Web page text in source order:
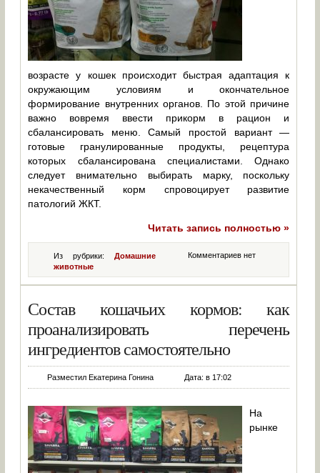
возрасте у кошек происходит быстрая адаптация к
окружающим условиям и окончательное
формирование внутренних органов. По этой причине
важно вовремя ввести прикорм в рацион и
сбалансировать меню. Самый простой вариант —
готовые гранулированные продукты, рецептура
которых сбалансирована специалистами. Однако
следует внимательно выбирать марку, поскольку
некачественный корм спровоцирует развитие
патологий ЖКТ.
Читать запись полностью »
Комментариев нет
Из рубрики:Домашние
животные
Состав кошачьих кормов: как
проанализировать перечень
ингредиентов самостоятельно
Разместил Екатерина Гонина Дата: в 17:02
На
рынке